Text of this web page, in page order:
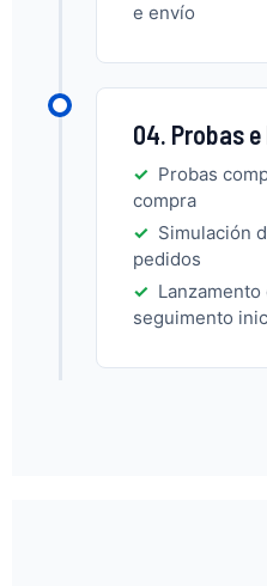
e envío
04. Probas
Probas
compra
Simulación
pedidos
Lanzamento
seguimento